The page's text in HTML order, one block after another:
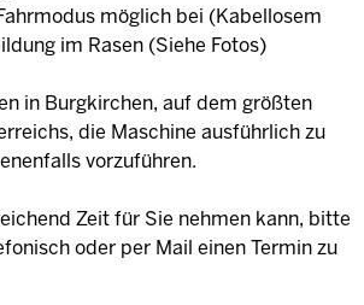
möglich bei (Kabellosem
im Rasen (Siehe Fotos)
in Burgkirchen, auf dem größten
die Maschine ausführlich zu
vorzuführen.
Zeit für Sie nehmen kann, bitte
oder per Mail einen Termin zu